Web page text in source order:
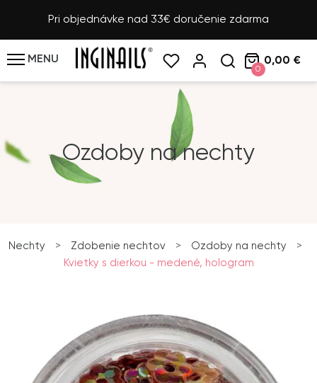
Pri objednávke nad 33€ doručenie zdarma
MENU
0
0,00 €
Ozdoby na nechty
Nechty > Zdobenie nechtov > Ozdoby na nechty
>
Kvietky s dierkou - medené, hologram